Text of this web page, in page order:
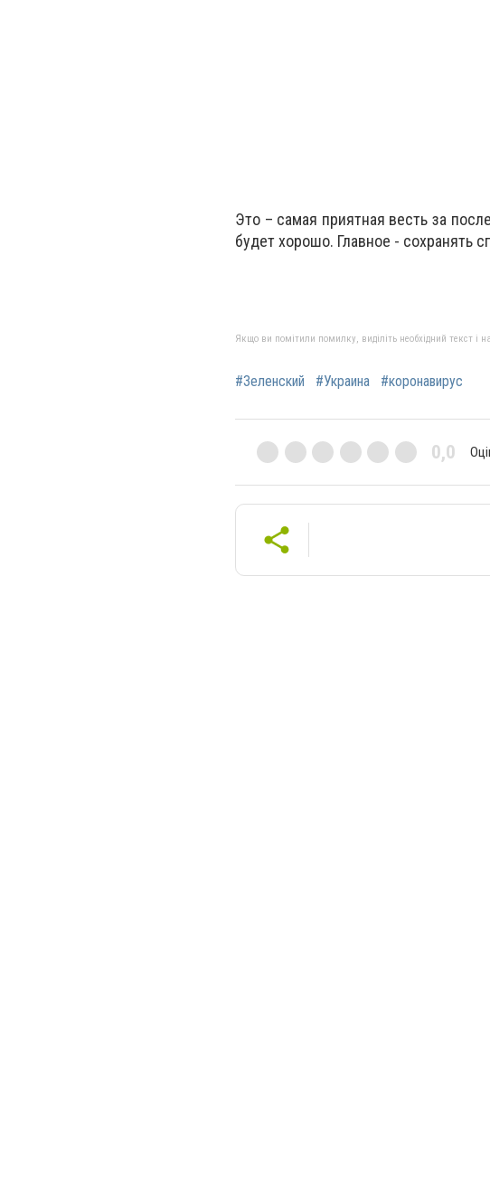
Это – самая приятная весть за
будет хорошо. Главное - сохранять
Якщо ви помітили помилку, виділіть необхідний текст і
#Зеленский #Украина #коронавирус
0,0